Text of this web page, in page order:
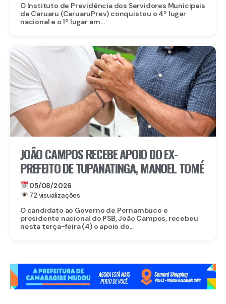
O Instituto de Previdência dos Servidores Municipais
de Caruaru (CaruaruPrev) conquistou o 4º lugar
nacional e o 1º lugar em...
JOÃO CAMPOS RECEBE APOIO DO EX-
PREFEITO DE TUPANATINGA, MANOEL TOMÉ
05/08/2026
72 visualizações
O candidato ao Governo de Pernambuco e
presidente nacional do PSB, João Campos, recebeu
nesta terça-feira (4) o apoio do...